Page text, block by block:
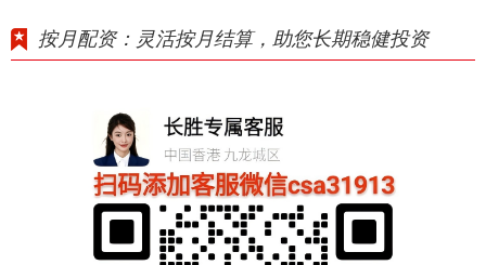
按月配资：灵活按月结算，助您长期稳健投资